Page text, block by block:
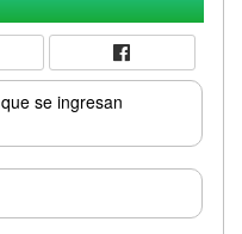
se ingresan